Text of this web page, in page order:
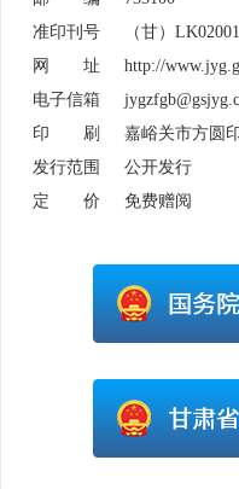
准印刊号 （甘）
网 址 http://
电子信箱
印 刷 嘉峪关市方圆印
发行范围 公开发行
定 价 免费赠阅